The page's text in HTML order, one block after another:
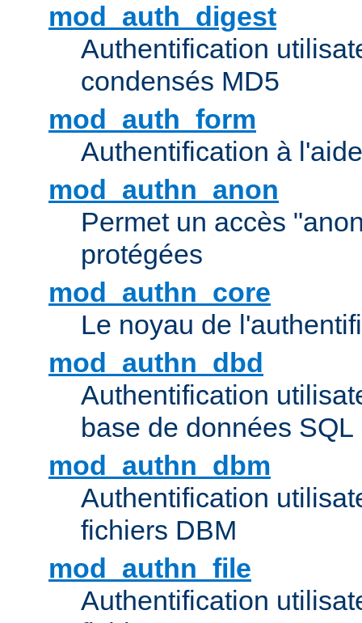
mod_auth_digest
Authentification
condensés MD5
mod_auth_form
Authentification à
mod_authn_anon
Permet un accès
protégées
mod_authn_core
Le noyau de
mod_authn_dbd
Authentification
base de données SQL
mod_authn_dbm
Authentification
fichiers DBM
mod_authn_file
Authentification